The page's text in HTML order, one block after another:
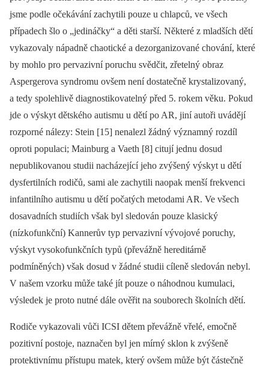
jsme podle očekávání zachytili pouze u chlapců, ve všech
případech šlo o „jedináčky“ a děti starší. Některé z mladších dětí
vykazovaly nápadně chaotické a dezorganizované chování, které
by mohlo pro pervazivní poruchu svědčit, zřetelný obraz
Aspergerova syndromu ovšem není dostatečně krystalizovaný,
a tedy spolehlivě diagnostikovatelný před 5. rokem věku. Pokud
jde o výskyt dětského autismu u dětí po AR, jiní autoři uvádějí
rozporné nálezy: Stein [15] nenalezl žádný významný rozdíl
oproti populaci; Mainburg a Vaeth [8] citují jednu dosud
nepublikovanou studii nacházející jeho zvýšený výskyt u dětí
dysfertilních rodičů, sami ale zachytili naopak menší frekvenci
infantilního autismu u dětí počatých metodami AR. Ve všech
dosavadních studiích však byl sledován pouze klasický
(nízkofunkční) Kannerův typ pervazivní vývojové poruchy,
výskyt vysokofunkčních typů (převážně hereditárně
podmíněných) však dosud v žádné studii cíleně sledován nebyl.
V našem vzorku může také jít pouze o náhodnou kumulaci,
výsledek je proto nutné dále ověřit na souborech školních dětí.
Rodiče vykazovali vůči ICSI dětem převážně vřelé, emočně
pozitivní postoje, naznačen byl jen mírný sklon k zvýšeně
protektivnímu přístupu matek, který ovšem může být částečně